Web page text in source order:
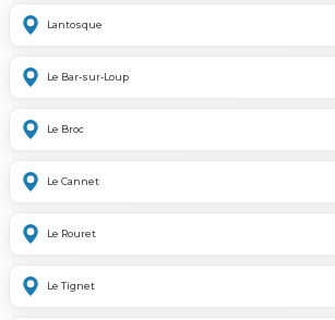
Lantosque
Le Bar-sur-Loup
Le Broc
Le Cannet
Le Rouret
Le Tignet